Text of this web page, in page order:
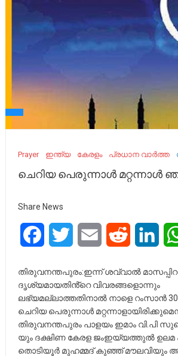
Prayer ഇന്ത്യ കേരളം പ്രധാന വാർത്ത
ചെറിയ പെരുന്നാൾ മറ്റന്നാൾ
Share News
FacebookTwitter Email Reddit
തിരുവനന്തപുരം:ഇന്ന് ശവ്വാൽ
ദൃശ്യമായതിൻ്റെ വിവരങ്ങളൊന്നും
ലഭ്യമല്ലാത്തതിനാൽ നാളെ റംസാൻ 30
ചെറിയ പെരുന്നാൾ
തിരുവനന്തപുരം പാളയം ഇമാം വി.പി
യും ദക്ഷിണ കേരള ജംഇയ്യത്തുൽ
തൊടിയൂർ മുഹമ്മദ് കുഞ്ഞ് മൗലവിയും